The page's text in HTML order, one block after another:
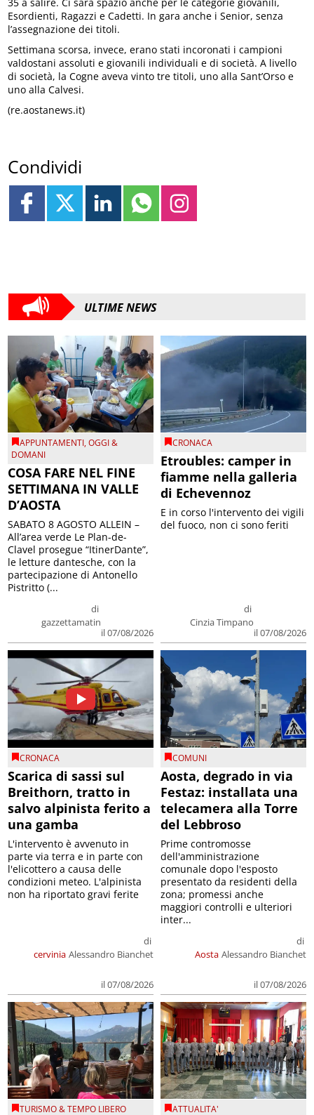
Esordienti, Ragazzi e Cadetti. In gara anche i Senior, senza
l’assegnazione dei titoli.
Settimana scorsa, invece, erano stati incoronati i campioni
valdostani assoluti e giovanili individuali e di società. A livello
di società, la Cogne aveva vinto tre titoli, uno alla Sant’Orso e
uno alla Calvesi.
(re.aostanews.it)
Condividi
ULTIME NEWS
APPUNTAMENTI,OGGI &
DOMANI
COSA FARE NEL FINE
SETTIMANA IN VALLE
D’AOSTA
di
gazzettamatin
il 07/08/2026
SABATO 8 AGOSTO ALLEIN –
All’area verde Le Plan-de-
Clavel prosegue “ItinerDante”,
le letture dantesche, con la
partecipazione di Antonello
Pistritto (...
CRONACA
Etroubles: camper in
fiamme nella galleria
di Echevennoz
di
Cinzia Timpano
il 07/08/2026
E in corso l'intervento dei vigili
del fuoco, non ci sono feriti
CRONACA
Scarica di sassi sul
Breithorn, tratto in
salvo alpinista ferito a
una gamba
cervinia
di
Alessandro Bianchet
il 07/08/2026
L'intervento è avvenuto in
parte via terra e in parte con
l'elicottero a causa delle
condizioni meteo. L'alpinista
non ha riportato gravi ferite
COMUNI
Aosta, degrado in via
Festaz: installata una
telecamera alla Torre
del Lebbroso
Aosta
di
Alessandro Bianchet
il 07/08/2026
Prime contromosse
dell'amministrazione
comunale dopo l'esposto
presentato da residenti della
zona; promessi anche
maggiori controlli e ulteriori
inter...
TURISMO & TEMPO LIBERO ATTUALITA'